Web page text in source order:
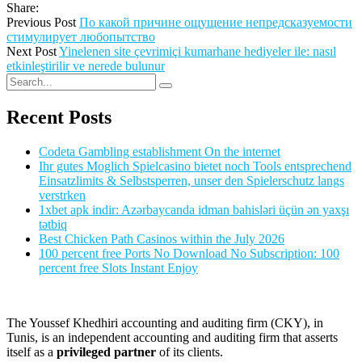
Share:
Previous Post По какой причине ощущение непредсказуемости
стимулирует любопытство
Next PostYinelenen site çevrimiçi kumarhane hediyeler ile: nasıl
etkinleştirilir ve nerede bulunur
Recent Posts
Codeta Gambling establishment On the internet
Ihr gutes Moglich Spielcasino bietet noch Tools entsprechend
Einsatzlimits & Selbstsperren, unser den Spielerschutz langs
verstrken
1xbet apk indir: Azərbaycanda idman bahisləri üçün ən yaxşı
tətbiq
Best Chicken Path Casinos within the July 2026
100 percent free Ports No Download No Subscription: 100
percent free Slots Instant Enjoy
The Youssef Khedhiri accounting and auditing firm (CKY), in
Tunis, is an independent accounting and auditing firm that asserts
itself as a privileged partner of its clients.